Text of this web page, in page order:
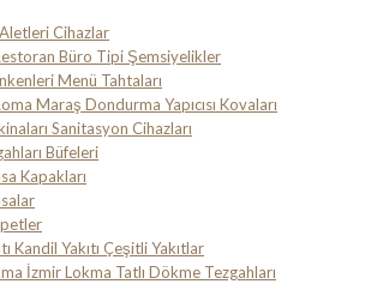
Cihazlar
Büro Tipi Şemsiyelikler
Menü Tahtaları
Maraş Dondurma Yapıcısı Kovaları
Sanitasyon Cihazları
Büfeleri
Kapakları
Kandil Yakıtı Çeşitli Yakıtlar
İzmir Lokma Tatlı Dökme Tezgahları